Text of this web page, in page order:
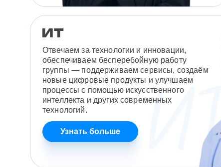
Отвечаем за технологии и инновации,
обеспечиваем бесперебойную работу
группы — поддерживаем сервисы, создаём
новые цифровые продукты и улучшаем
процессы с помощью искусственного
интеллекта и других современных
технологий.
Узнать больше